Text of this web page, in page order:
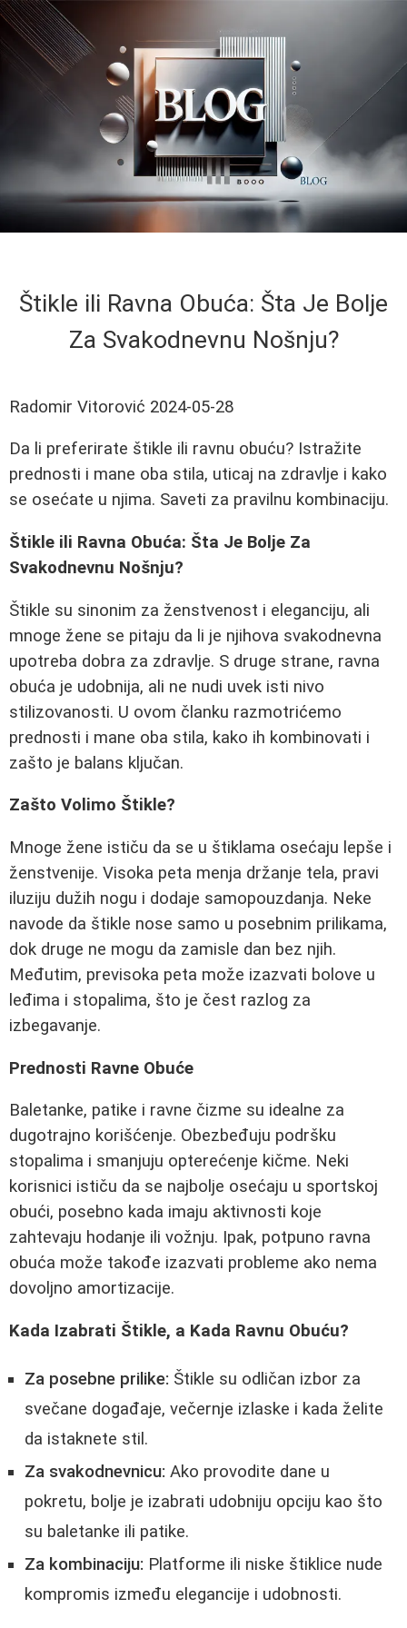
Štikle ili Ravna Obuća: Šta Je Bolje
Za Svakodnevnu Nošnju?
Radomir Vitorović 2024-05-28
Da li preferirate štikle ili ravnu obuću? Istražite
prednosti i mane oba stila, uticaj na zdravlje i kako
se osećate u njima. Saveti za pravilnu kombinaciju.
Štikle ili Ravna Obuća: Šta Je Bolje Za
Svakodnevnu Nošnju?
Štikle su sinonim za ženstvenost i eleganciju, ali
mnoge žene se pitaju da li je njihova svakodnevna
upotreba dobra za zdravlje. S druge strane, ravna
obuća je udobnija, ali ne nudi uvek isti nivo
stilizovanosti. U ovom članku razmotrićemo
prednosti i mane oba stila, kako ih kombinovati i
zašto je balans ključan.
Zašto Volimo Štikle?
Mnoge žene ističu da se u štiklama osećaju lepše i
ženstvenije. Visoka peta menja držanje tela, pravi
iluziju dužih nogu i dodaje samopouzdanja. Neke
navode da štikle nose samo u posebnim prilikama,
dok druge ne mogu da zamisle dan bez njih.
Međutim, previsoka peta može izazvati bolove u
leđima i stopalima, što je čest razlog za
izbegavanje.
Prednosti Ravne Obuće
Baletanke, patike i ravne čizme su idealne za
dugotrajno korišćenje. Obezbeđuju podršku
stopalima i smanjuju opterećenje kičme. Neki
korisnici ističu da se najbolje osećaju u sportskoj
obući, posebno kada imaju aktivnosti koje
zahtevaju hodanje ili vožnju. Ipak, potpuno ravna
obuća može takođe izazvati probleme ako nema
dovoljno amortizacije.
Kada Izabrati Štikle, a Kada Ravnu Obuću?
Za posebne prilike: Štikle su odličan izbor za
svečane događaje, večernje izlaske i kada želite
da istaknete stil.
Za svakodnevnicu: Ako provodite dane u
pokretu, bolje je izabrati udobniju opciju kao što
su baletanke ili patike.
Za kombinaciju: Platforme ili niske štiklice nude
kompromis između elegancije i udobnosti.